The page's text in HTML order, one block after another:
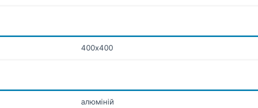
400х400
алюміній